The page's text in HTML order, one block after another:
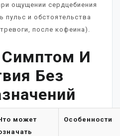
ощущении сердцебиения
пульс и обстоятельства
после кофеина).
Симптом И
Без
может
Особенности